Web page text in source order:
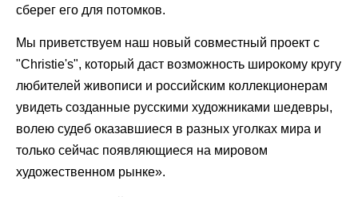
сберег его для потомков.
Мы приветствуем наш новый совместный проект с
"Christie's", который даст возможность широкому кругу
любителей живописи и российским коллекционерам
увидеть созданные русскими художниками шедевры,
волею судеб оказавшиеся в разных уголках мира и
только сейчас появляющиеся на мировом
художественном рынке».